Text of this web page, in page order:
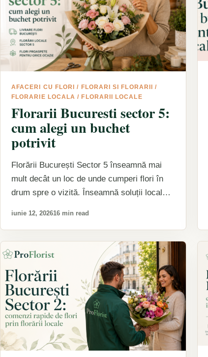
AFACERI CU FLORI / FLORARI SI FLORARII
/
FLORARIE LOCALA / FLORARII LOCALE
Florarii Bucuresti sector 5:
cum alegi un buchet
potrivit
Florării București Sector 5 înseamnă mai
mult decât un loc de unde cumperi flori în
drum spre o vizită. Înseamnă soluții locale
iunie 12, 202616 min read